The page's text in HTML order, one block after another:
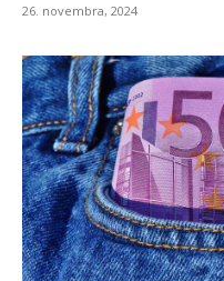
26. novembra, 2024